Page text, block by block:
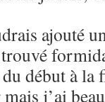
ajouté
début à la
j’ai